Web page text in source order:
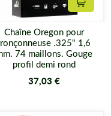
Chaîne Oregon pour
.325" 1,6
74 maillons. Gouge
profil demi rond
37,03 €